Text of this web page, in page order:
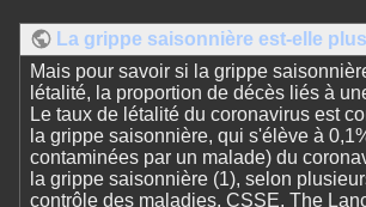
La grippe saisonnière est-elle
Mais pour savoir si la grippe
létalité, la proportion de décès liés à
Le taux de létalité du coronavirus est
la grippe saisonnière, qui s'élève à
contaminées par un malade) du
la grippe saisonnière (1), selon
contrôle des maladies, CSSE, The